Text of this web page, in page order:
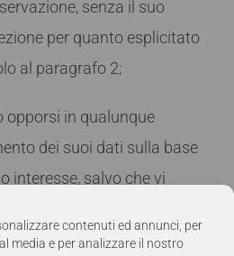
contenuti ed annunci, per
media e per analizzare il nostro
senza il suo
per quanto esplicitato
al paragrafo 2;
opporsi in qualunque
dei suoi dati sulla base
interesse, salvo che vi
sui suoi, per